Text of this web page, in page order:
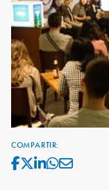
COMPARTIR: